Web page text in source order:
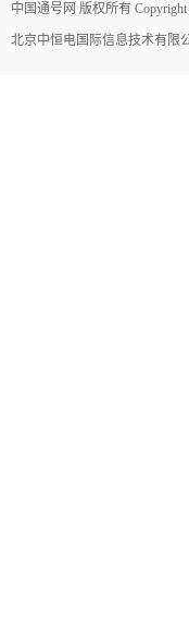
中国通号网 版权所有
北京中恒电国际信息技术有限